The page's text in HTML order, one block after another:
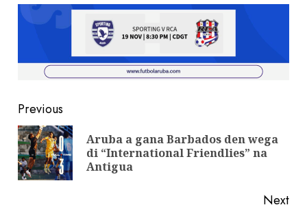
Previous
Aruba a gana Barbados den wega
di “International Friendlies” na
Antigua
Next